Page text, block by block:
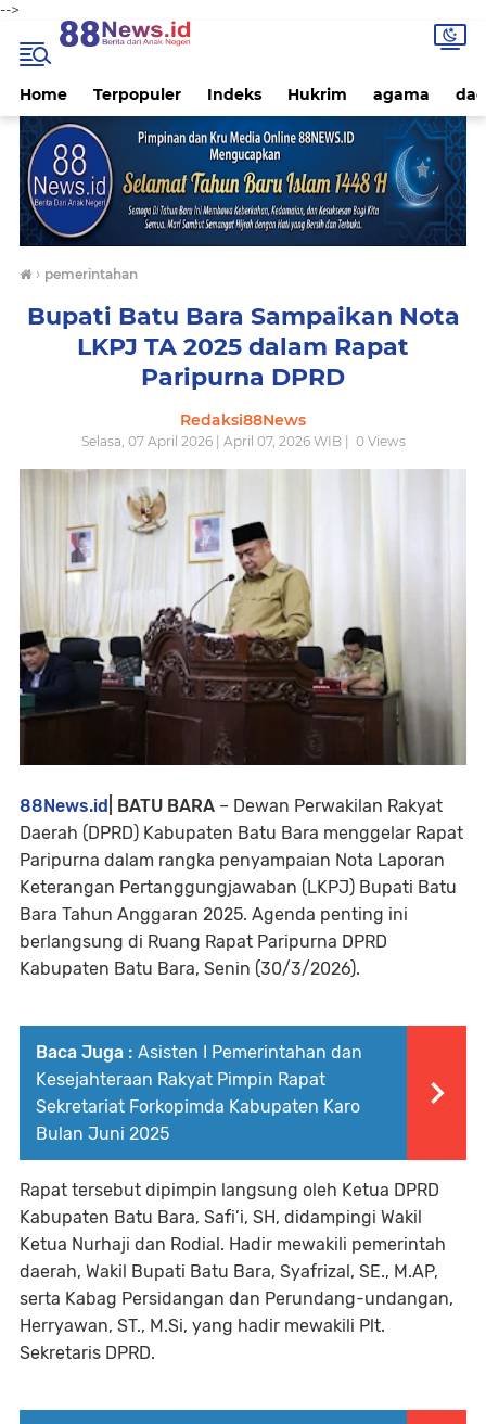
-->
Home Terpopuler Indeks Hukrim agama
› pemerintahan
Bupati Batu Bara Sampaikan Nota
LKPJ TA 2025 dalam Rapat
Paripurna DPRD
Redaksi88News
Selasa, 07 April 2026 | April 07, 2026 WIB | 0Views
88News.id | BATU BARA – Dewan Perwakilan Rakyat
Daerah (DPRD) Kabupaten Batu Bara menggelar Rapat
Paripurna dalam rangka penyampaian Nota Laporan
Keterangan Pertanggungjawaban (LKPJ) Bupati Batu
Bara Tahun Anggaran 2025. Agenda penting ini
berlangsung di Ruang Rapat Paripurna DPRD
Kabupaten Batu Bara, Senin (30/3/2026).
Baca Juga : Asisten I Pemerintahan dan
Kesejahteraan Rakyat Pimpin Rapat
Sekretariat Forkopimda Kabupaten Karo
Bulan Juni 2025
Rapat tersebut dipimpin langsung oleh Ketua DPRD
Kabupaten Batu Bara, Safi’i, SH, didampingi Wakil
Ketua Nurhaji dan Rodial. Hadir mewakili pemerintah
daerah, Wakil Bupati Batu Bara, Syafrizal, SE., M.AP,
serta Kabag Persidangan dan Perundang-undangan,
Herryawan, ST., M.Si, yang hadir mewakili Plt.
Sekretaris DPRD.